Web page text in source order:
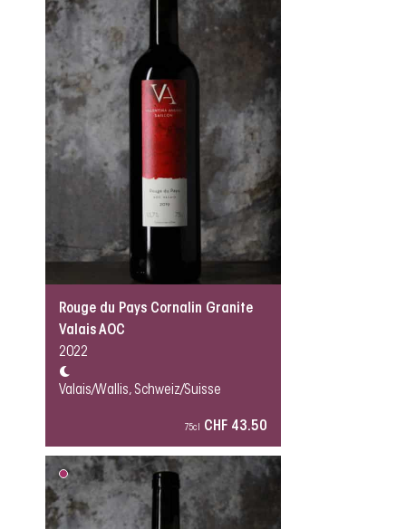
Rouge du Pays Cornalin Granite
Valais AOC
2022
Valais/Wallis, Schweiz/Suisse
75cl CHF 43.50